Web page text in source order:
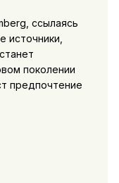
ссылаясь
источники,
поколении
предпочтение